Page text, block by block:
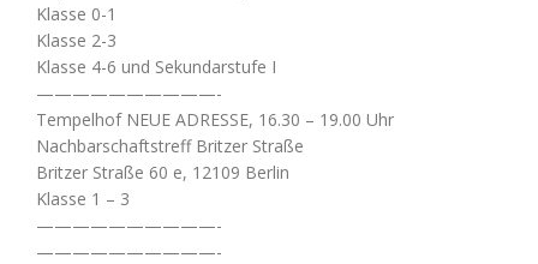
Klasse 0-1
Klasse 2-3
Klasse 4-6 und Sekundarstufe I
——————————-
Tempelhof NEUE ADRESSE, 16.30 – 19.00 Uhr
Nachbarschaftstreff Britzer Straße
Britzer Straße 60 e, 12109 Berlin
Klasse 1 – 3
——————————-
——————————-